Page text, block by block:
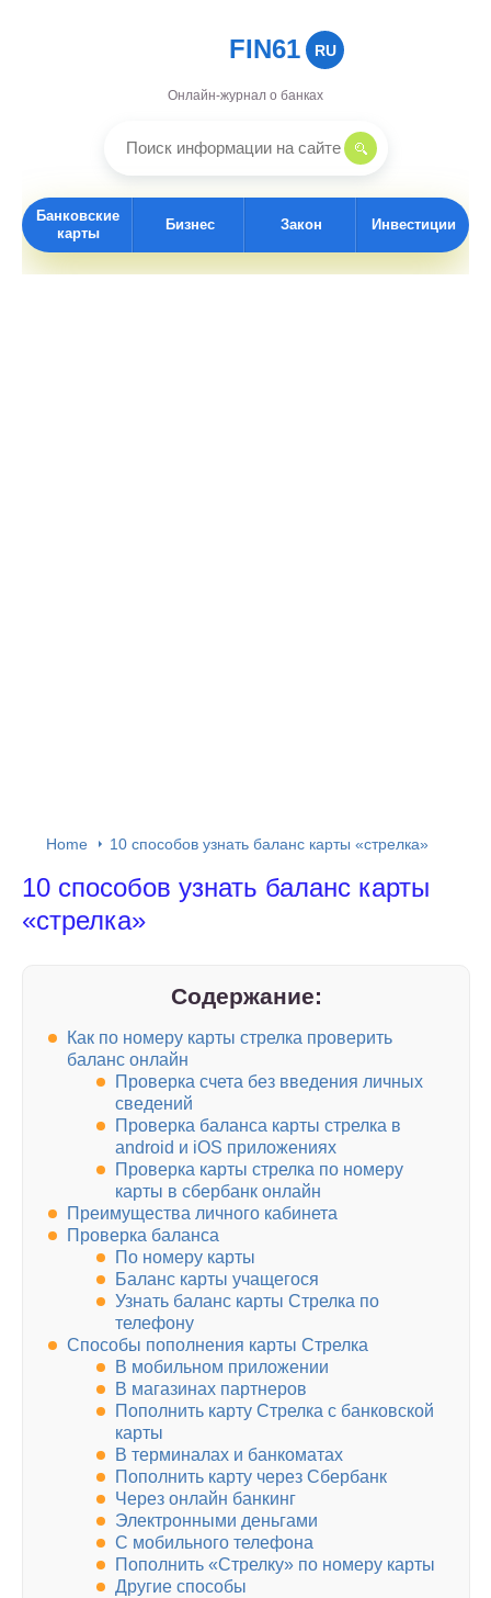
FIN61 RU
Онлайн-журнал о банках
Банковские
карты
Бизнес Закон Инвестиции
Home 10 способов узнать баланс карты «стрелка»
10 способов узнать баланс карты
«стрелка»
Содержание:
Как по номеру карты стрелка проверить
баланс онлайн
Проверка счета без введения личных
сведений
Проверка баланса карты стрелка в
android и iOS приложениях
Проверка карты стрелка по номеру
карты в сбербанк онлайн
Преимущества личного кабинета
Проверка баланса
По номеру карты
Баланс карты учащегося
Узнать баланс карты Стрелка по
телефону
Способы пополнения карты Стрелка
В мобильном приложении
В магазинах партнеров
Пополнить карту Стрелка с банковской
карты
В терминалах и банкоматах
Пополнить карту через Сбербанк
Через онлайн банкинг
Электронными деньгами
С мобильного телефона
Пополнить «Стрелку» по номеру карты
Другие способы